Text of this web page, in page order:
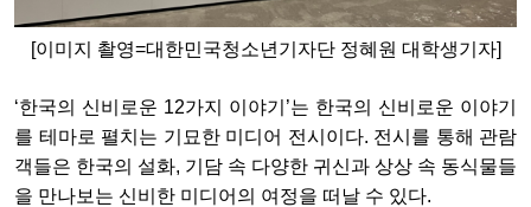
[이미지 촬영=대한민국청소년기자단 정혜원 대학생기자]
‘한국의 신비로운 12가지 이야기 ’는 한국의 신비로운 이야기
를 테마로 펼치는 기묘한 미디어 전시이다. 전시를 통해 관람
객들은 한국의 설화, 기담 속 다양한 귀신과 상상 속 동식물들
을 만나보는 신비한 미디어의 여정을 떠날 수 있다.